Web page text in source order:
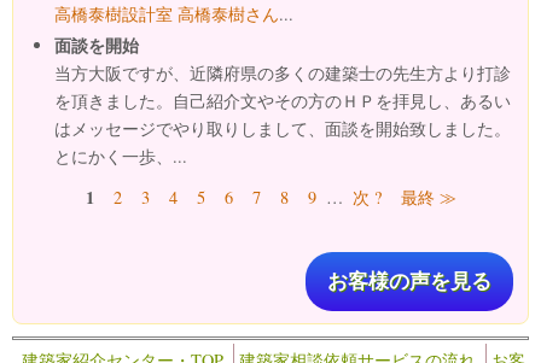
高橋泰樹設計室 高橋泰樹さん...
面談を開始
当方大阪ですが、近隣府県の多くの建築士の先生方より打診
を頂きました。自己紹介文やその方のＨＰを拝見し、あるい
はメッセージでやり取りしまして、面談を開始致しました。
とにかく一歩、...
ページ1 2 3 4 5 6 7 8 9 … 次 ? 最終 ≫
お客様の声を見る